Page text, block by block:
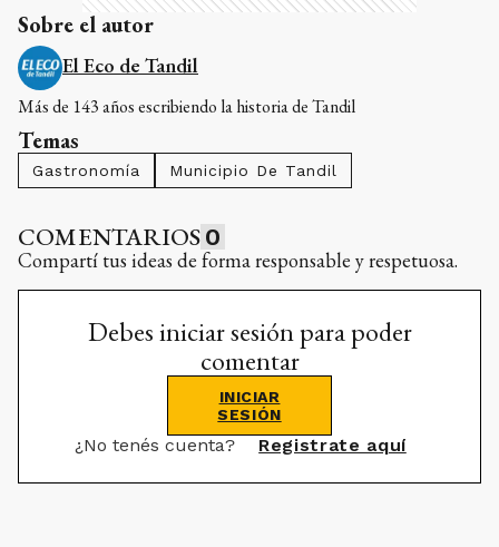
Sobre el autor
El Eco de Tandil
Más de 143 años escribiendo la historia de Tandil
Temas
Gastronomía Municipio De Tandil
COMENTARIOS 0
Compartí tus ideas de forma responsable y respetuosa.
Debes iniciar sesión para poder
comentar
INICIAR
SESIÓN
¿No tenés cuenta? Registrate aquí